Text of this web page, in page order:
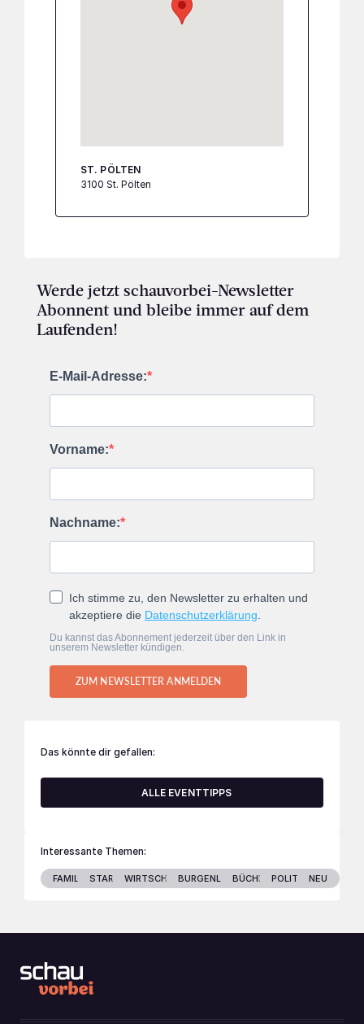
ST. PÖLTEN
3100 St. Pölten
Werde jetzt schauvorbei-Newsletter
Abonnent und bleibe immer auf dem
Laufenden!
E-Mail-Adresse:
Vorname:
Nachname:
Ich stimme zu, den Newsletter zu erhalten und
akzeptiere die Datenschutzerklärung
Du kannst das Abonnement jederzeit über den Link in
unserem Newsletter kündigen.
ZUM NEWSLETTER ANMELDEN
Das könnte dir gefallen:
ALLE EVENTTIPPS
Interessante Themen:
FAMILIE STARS WIRTSCHAFTBURGENLANDBÜCHER POLITIK NEU